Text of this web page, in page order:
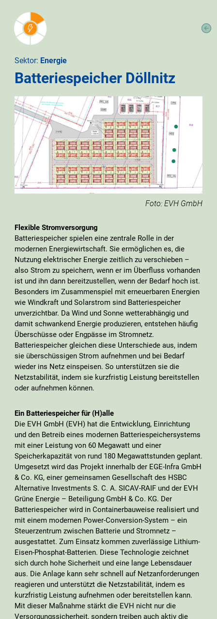
Sektor: Energie
Batteriespeicher Döllnitz
Foto: EVH GmbH
Flexible Stromversorgung
Batteriespeicher spielen eine zentrale Rolle in der
modernen Energiewirtschaft. Sie ermöglichen es, die
Nutzung elektrischer Energie zeitlich zu verschieben –
also Strom zu speichern, wenn er im Überfluss vorhanden
ist und ihn dann bereitzustellen, wenn der Bedarf hoch ist.
Besonders im Zusammenspiel mit erneuerbaren Energien
wie Windkraft und Solarstrom sind Batteriespeicher
unverzichtbar. Da Wind und Sonne wetterabhängig und
damit schwankend Energie produzieren, entstehen häufig
Überschüsse oder Engpässe im Stromnetz.
Batteriespeicher gleichen diese Unterschiede aus, indem
sie überschüssigen Strom aufnehmen und bei Bedarf
wieder ins Netz einspeisen. So unterstützen sie die
Netzstabilität, indem sie kurzfristig Leistung bereitstellen
oder aufnehmen können.
Ein Batteriespeicher für (H)alle
Die EVH GmbH (EVH) hat die Entwicklung, Einrichtung
und den Betreib eines modernen Batteriespeichersystems
mit einer Leistung von 60 Megawatt und einer
Speicherkapazität von rund 180 Megawattstunden geplant.
Umgesetzt wird das Projekt innerhalb der EGE-Infra GmbH
& Co. KG, einer gemeinsamen Gesellschaft des HSBC
Alternative Investments S. C. A. SICAV-RAIF und der EVH
Grüne Energie – Beteiligung GmbH & Co. KG. Der
Batteriespeicher wird in Containerbauweise realisiert und
mit einem modernen Power-Conversion-System – ein
Steuerzentrum zwischen Batterie und Stromnetz –
ausgestattet. Zum Einsatz kommen zuverlässige Lithium-
Eisen-Phosphat-Batterien. Diese Technologie zeichnet
sich durch hohe Sicherheit und eine lange Lebensdauer
aus. Die Anlage kann sehr schnell auf Netzanforderungen
reagieren und unterstützt die Netzstabilität, indem es
kurzfristig Leistung aufnehmen oder bereitstellen kann.
Mit dieser Maßnahme stärkt die EVH nicht nur die
Versorgungssicherheit, sondern treiben auch aktiv die